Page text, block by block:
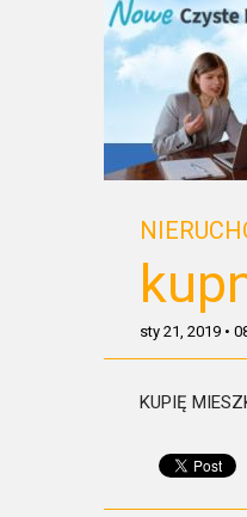
sty 21, 2019 •
KUPIĘ